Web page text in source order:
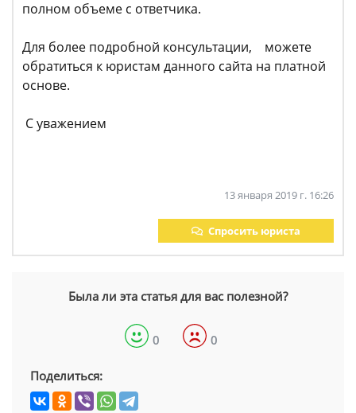
полном объеме с ответчика.
Для более подробной консультации, можете
обратиться к юристам данного сайта на платной
основе.
С уважением
13 января 2019 г. 16:26
Спросить юриста
Была ли эта статья для вас полезной?
0 0
Поделиться: